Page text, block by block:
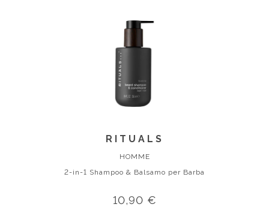
RITUALS
HOMME
2-in-1 Shampoo & Balsamo per Barba
10,90 €